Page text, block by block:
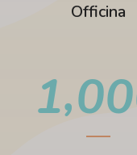
Officina
1,00